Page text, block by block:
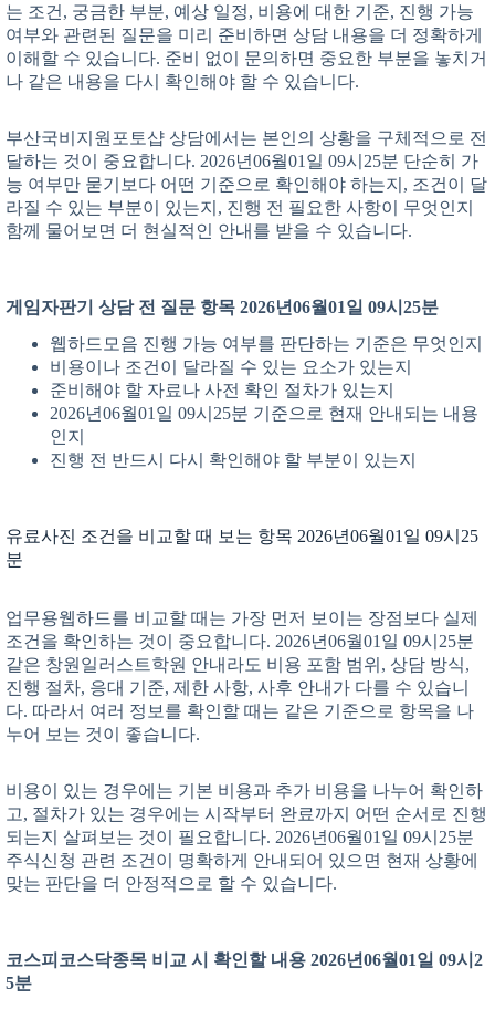
는 조건, 궁금한 부분, 예상 일정, 비용에 대한 기준, 진행 가능
여부와 관련된 질문을 미리 준비하면 상담 내용을 더 정확하게
이해할 수 있습니다. 준비 없이 문의하면 중요한 부분을 놓치거
나 같은 내용을 다시 확인해야 할 수 있습니다.
부산국비지원포토샵 상담에서는 본인의 상황을 구체적으로 전
달하는 것이 중요합니다. 2026년06월01일 09시25분 단순히 가
능 여부만 묻기보다 어떤 기준으로 확인해야 하는지, 조건이 달
라질 수 있는 부분이 있는지, 진행 전 필요한 사항이 무엇인지
함께 물어보면 더 현실적인 안내를 받을 수 있습니다.
게임자판기 상담 전 질문 항목 2026년06월01일 09시25분
웹하드모음 진행 가능 여부를 판단하는 기준은 무엇인지
비용이나 조건이 달라질 수 있는 요소가 있는지
준비해야 할 자료나 사전 확인 절차가 있는지
2026년06월01일 09시25분 기준으로 현재 안내되는 내용
인지
진행 전 반드시 다시 확인해야 할 부분이 있는지
유료사진 조건을 비교할 때 보는 항목 2026년06월01일 09시25
분
업무용웹하드를 비교할 때는 가장 먼저 보이는 장점보다 실제
조건을 확인하는 것이 중요합니다. 2026년06월01일 09시25분
같은 창원일러스트학원 안내라도 비용 포함 범위, 상담 방식,
진행 절차, 응대 기준, 제한 사항, 사후 안내가 다를 수 있습니
다. 따라서 여러 정보를 확인할 때는 같은 기준으로 항목을 나
누어 보는 것이 좋습니다.
비용이 있는 경우에는 기본 비용과 추가 비용을 나누어 확인하
고, 절차가 있는 경우에는 시작부터 완료까지 어떤 순서로 진행
되는지 살펴보는 것이 필요합니다. 2026년06월01일 09시25분
주식신청 관련 조건이 명확하게 안내되어 있으면 현재 상황에
맞는 판단을 더 안정적으로 할 수 있습니다.
코스피코스닥종목 비교 시 확인할 내용 2026년06월01일 09시2
5분